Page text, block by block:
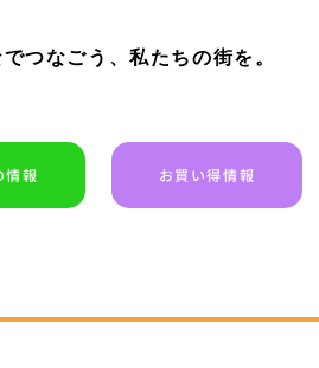
つなごう、私たちの街を。
情報 お買い得情報